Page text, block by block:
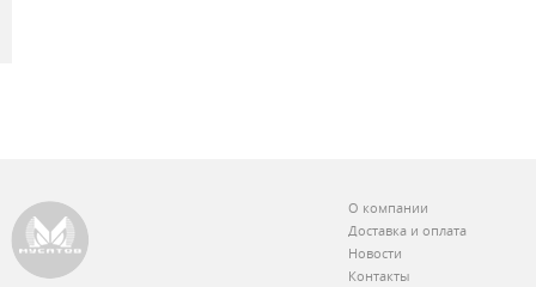
О компании
Доставка и оплата
Новости
Контакты